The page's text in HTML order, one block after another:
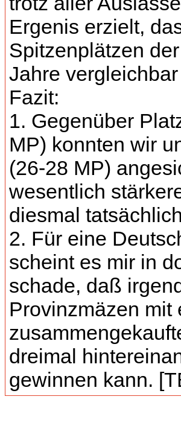
Ergenis erzielt,
Spitzenplätzen
Jahre
Fazit:
1. Gegenüber
MP) konnten wir
(26-28 MP)
wesentlich
diesmal
2. Für eine
scheint es mir in
schade, daß
Provinzmäzen mit
dreimal
gewinnen kann.